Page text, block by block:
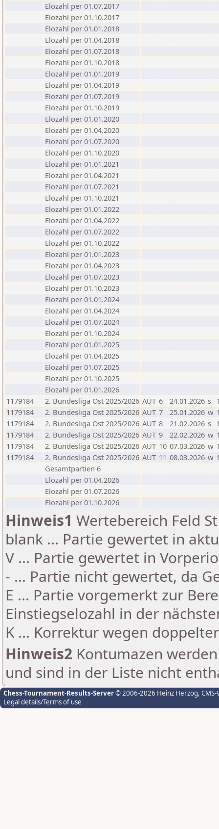
Elozahl per 01.07.2017
Elozahl per 01.10.2017
Elozahl per 01.01.2018
Elozahl per 01.04.2018
Elozahl per 01.07.2018
Elozahl per 01.10.2018
Elozahl per 01.01.2019
Elozahl per 01.04.2019
Elozahl per 01.07.2019
Elozahl per 01.10.2019
Elozahl per 01.01.2020
Elozahl per 01.04.2020
Elozahl per 01.07.2020
Elozahl per 01.10.2020
Elozahl per 01.01.2021
Elozahl per 01.04.2021
Elozahl per 01.07.2021
Elozahl per 01.10.2021
Elozahl per 01.01.2022
Elozahl per 01.04.2022
Elozahl per 01.07.2022
Elozahl per 01.10.2022
Elozahl per 01.01.2023
Elozahl per 01.04.2023
Elozahl per 01.07.2023
Elozahl per 01.10.2023
Elozahl per 01.01.2024
Elozahl per 01.04.2024
Elozahl per 01.07.2024
Elozahl per 01.10.2024
Elozahl per 01.01.2025
Elozahl per 01.04.2025
Elozahl per 01.07.2025
Elozahl per 01.10.2025
Elozahl per 01.01.2026
1179184
2. Bundesliga Ost 2025/2026 AUT 6 24.01.2026 s
1179184
2. Bundesliga Ost 2025/2026 AUT 7 25.01.2026 w
1179184
2. Bundesliga Ost 2025/2026 AUT 8 21.02.2026 s
1179184
2. Bundesliga Ost 2025/2026 AUT 9 22.02.2026 w
1179184
2. Bundesliga Ost 2025/2026 AUT 10 07.03.2026 w
1179184
2. Bundesliga Ost 2025/2026 AUT 11 08.03.2026 w
Gesamtpartien 6
Elozahl per 01.04.2026
Elozahl per 01.07.2026
Elozahl per 01.10.2026
Hinweis1 Wertebereich Feld
blank ... Partie gewertet in
V ... Partie gewertet in
- ... Partie nicht gewertet, da
E ... Partie vorgemerkt zur
Einstiegselozahl in der
K ... Korrektur wegen
Hinweis2 Kontumazen
und sind in der Liste nicht
Chess-Tournament-Results-Server© 2006-2026 Heinz Herzog,
Legal details/Terms of use